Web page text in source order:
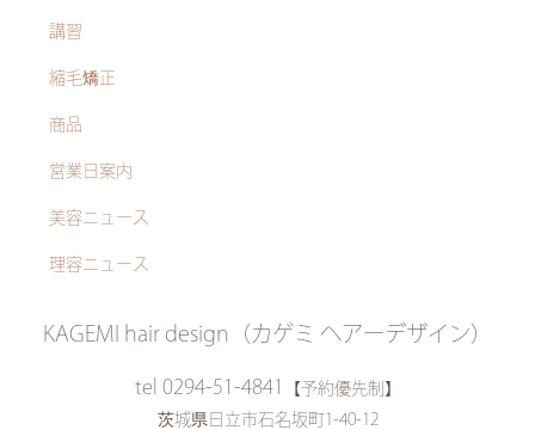
講習
縮毛矯正
商品
営業日案内
美容ニュース
理容ニュース
KAGEMI hair design（カゲミ ヘアーデザイン）
tel 0294-51-4841
【予約優先制】
茨城県日立市石名坂町1-40-12